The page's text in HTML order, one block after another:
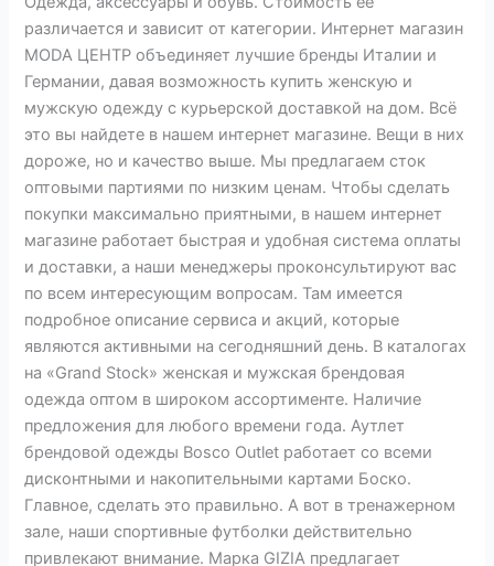
различается и зависит от категории. Интернет магазин
MODA ЦЕНТР объединяет лучшие бренды Италии и
Германии, давая возможность купить женскую и
мужскую одежду с курьерской доставкой на дом. Всё
это вы найдете в нашем интернет магазине. Вещи в них
дороже, но и качество выше. Мы предлагаем сток
оптовыми партиями по низким ценам. Чтобы сделать
покупки максимально приятными, в нашем интернет
магазине работает быстрая и удобная система оплаты
и доставки, а наши менеджеры проконсультируют вас
по всем интересующим вопросам. Там имеется
подробное описание сервиса и акций, которые
являются активными на сегодняшний день. В каталогах
на «Grand Stock» женская и мужская брендовая
одежда оптом в широком ассортименте. Наличие
предложения для любого времени года. Аутлет
брендовой одежды Bosco Outlet работает со всеми
дисконтными и накопительными картами Боско.
Главное, сделать это правильно. А вот в тренажерном
зале, наши спортивные футболки действительно
привлекают внимание. Марка GIZIA предлагает